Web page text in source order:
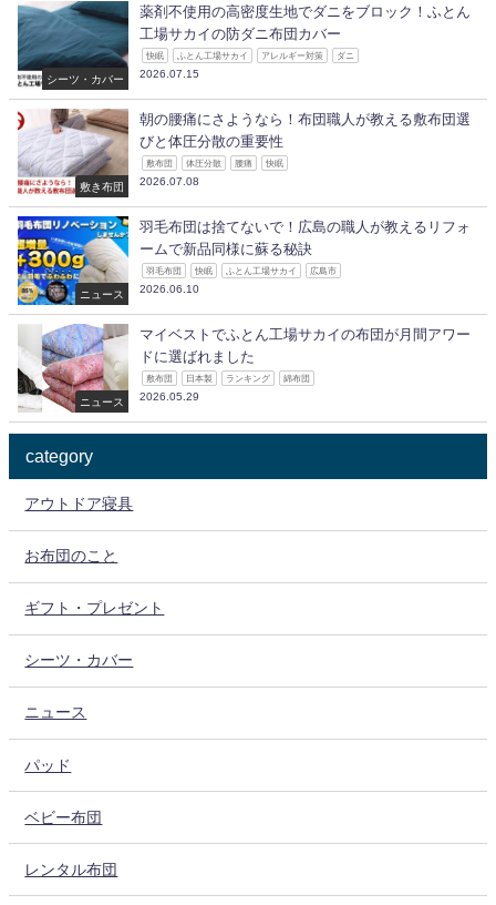
シーツ・カバー
薬剤不使用の高密度生地でダニをブロック！ふとん
工場サカイの防ダニ布団カバー
快眠 ふとん工場サカイ アレルギー対策 ダニ
2026.07.15
敷き布団
朝の腰痛にさようなら！布団職人が教える敷布団選
びと体圧分散の重要性
敷布団 体圧分散 腰痛 快眠
2026.07.08
ニュース
羽毛布団は捨てないで！広島の職人が教えるリフォ
ームで新品同様に蘇る秘訣
羽毛布団 快眠 ふとん工場サカイ 広島市
2026.06.10
ニュース
マイベストでふとん工場サカイの布団が月間アワー
ドに選ばれました
敷布団 日本製 ランキング 綿布団
2026.05.29
category
アウトドア寝具
お布団のこと
ギフト・プレゼント
シーツ・カバー
ニュース
パッド
ベビー布団
レンタル布団